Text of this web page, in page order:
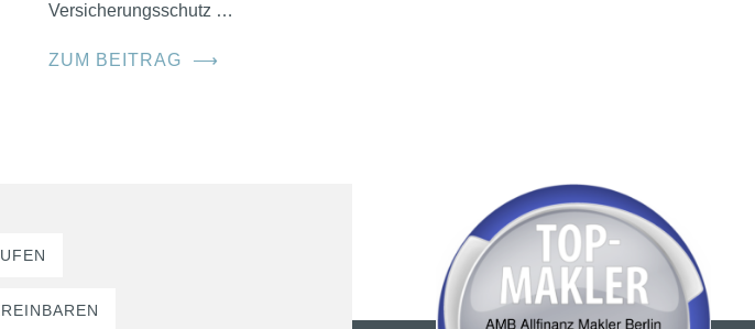
Versicherungsschutz …
ZUM BEITRAG ⟶